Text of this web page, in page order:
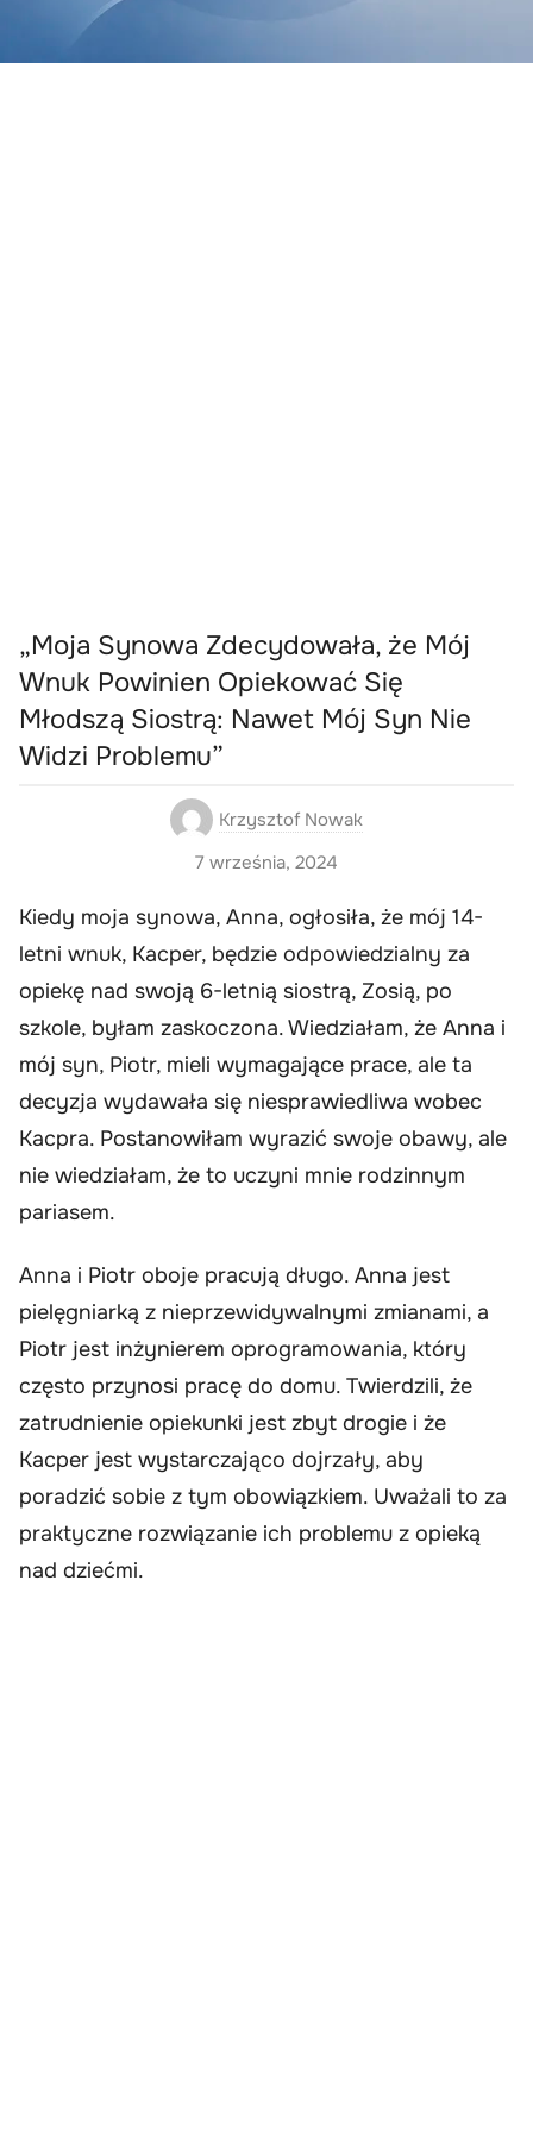
„Moja Synowa Zdecydowała, że Mój
Wnuk Powinien Opiekować Się
Młodszą Siostrą: Nawet Mój Syn Nie
Widzi Problemu”
Krzysztof Nowak
7 września, 2024
Kiedy moja synowa, Anna, ogłosiła, że mój 14-
letni wnuk, Kacper, będzie odpowiedzialny za
opiekę nad swoją 6-letnią siostrą, Zosią, po
szkole, byłam zaskoczona. Wiedziałam, że Anna i
mój syn, Piotr, mieli wymagające prace, ale ta
decyzja wydawała się niesprawiedliwa wobec
Kacpra. Postanowiłam wyrazić swoje obawy, ale
nie wiedziałam, że to uczyni mnie rodzinnym
pariasem.
Anna i Piotr oboje pracują długo. Anna jest
pielęgniarką z nieprzewidywalnymi zmianami, a
Piotr jest inżynierem oprogramowania, który
często przynosi pracę do domu. Twierdzili, że
zatrudnienie opiekunki jest zbyt drogie i że
Kacper jest wystarczająco dojrzały, aby
poradzić sobie z tym obowiązkiem. Uważali to za
praktyczne rozwiązanie ich problemu z opieką
nad dziećmi.